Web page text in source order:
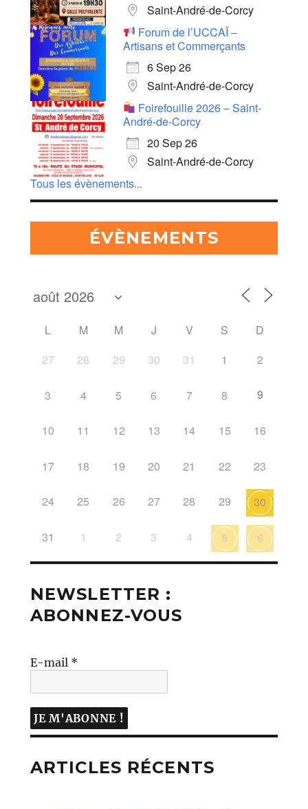
Saint-André-de-Corcy
Forum de l’UCCAÏ –
Artisans et Commerçants
6 Sep 26
Saint-André-de-Corcy
Foirefouille 2026 – Saint-
André-de-Corcy
20 Sep 26
Saint-André-de-Corcy
Tous les évènements...
ÉVÈNEMENTS
L M M J V S
D
27
28 29 30 31 1 2
3 4 5 6 7 8 9
10 11 12 13 14 15 16
17 18 19 20 21 22 23
24 25 26 27 28 29 30
31 1 2 3 4 5 6
NEWSLETTER :
ABONNEZ-VOUS
E-mail *
ARTICLES RÉCENTS